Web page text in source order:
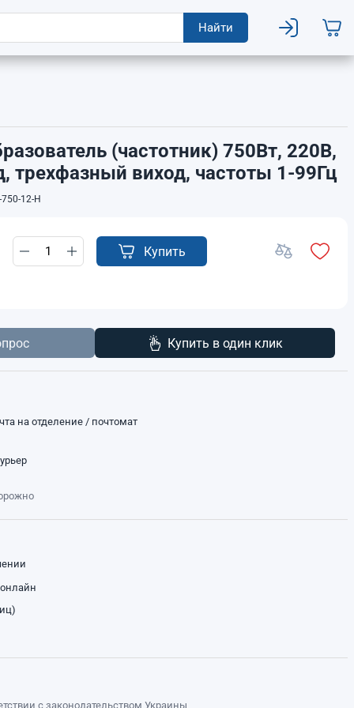
Найти
(частотник) 750Вт, 220В,
трехфазный виход, частоты 1-99Гц
12-H
Купить
Купить в один клик
на отделение / почтомат
с законодательством Украины